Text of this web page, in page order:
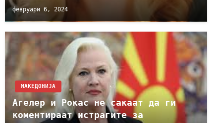
февруари 6, 2024
МАКЕДОНИЈА
Агелер и Рокас не сакаат да ги
коментираат истрагите за